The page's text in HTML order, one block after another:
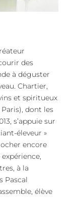
des
à déguster
Chartier,
et spiritueux
Paris), dont les
s’appuie sur
éleveur »
encore
à la
Pascal
élève